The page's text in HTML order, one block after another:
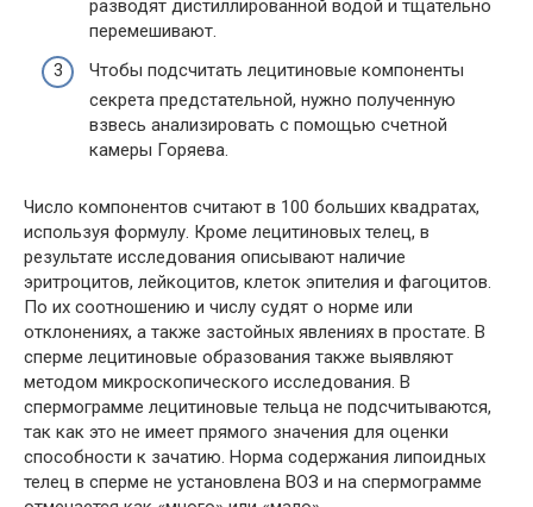
разводят дистиллированной водой и тщательно
перемешивают.
Чтобы подсчитать лецитиновые компоненты
секрета предстательной, нужно полученную
взвесь анализировать с помощью счетной
камеры Горяева.
Число компонентов считают в 100 больших квадратах,
используя формулу. Кроме лецитиновых телец, в
результате исследования описывают наличие
эритроцитов, лейкоцитов, клеток эпителия и фагоцитов.
По их соотношению и числу судят о норме или
отклонениях, а также застойных явлениях в простате. В
сперме лецитиновые образования также выявляют
методом микроскопического исследования. В
спермограмме лецитиновые тельца не подсчитываются,
так как это не имеет прямого значения для оценки
способности к зачатию. Норма содержания липоидных
телец в сперме не установлена ВОЗ и на спермограмме